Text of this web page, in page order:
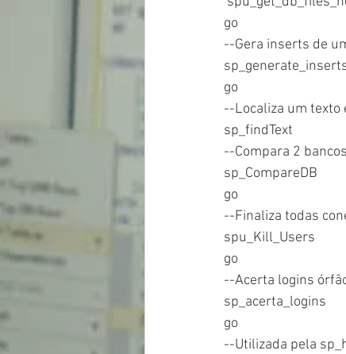
go
--Gera inserts de
go
--Localiza um texto
sp_findText
--Compara 2
sp_CompareDB
go
--Finaliza todas
spu_Kill_Users
go
--Acerta logins
sp_acerta_logins
go
--Utilizada pela